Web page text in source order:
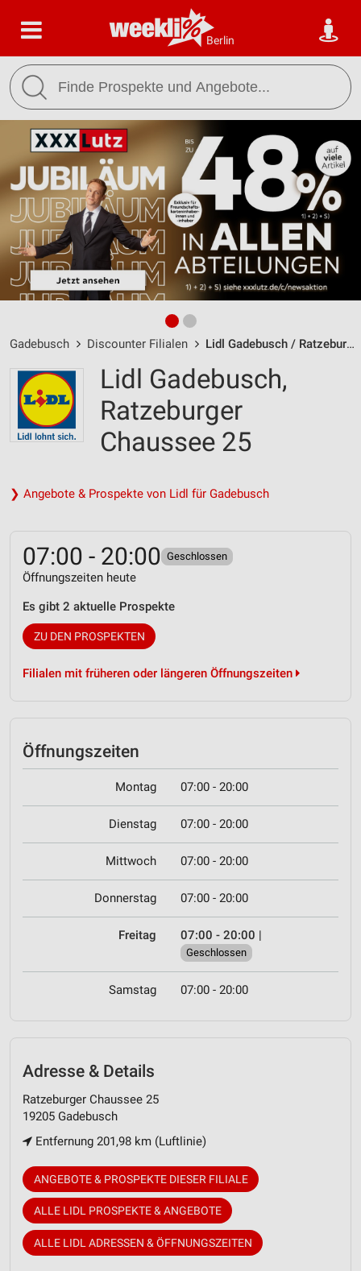
Berlin
Gadebusch Discounter Filialen Lidl Gadebusch / Ratzeburger Chaussee 25 - Öffnungszeiten & Adresse
Lidl Gadebusch,
Ratzeburger
Chaussee 25
❯ Angebote & Prospekte von Lidl für Gadebusch
07:00 - 20:00 Geschlossen
Öffnungszeiten heute
Es gibt 2 aktuelle Prospekte
ZU DEN PROSPEKTEN
Filialen mit früheren oder längeren Öffnungszeiten
Öffnungszeiten
Montag 07:00 - 20:00
Dienstag 07:00 - 20:00
Mittwoch 07:00 - 20:00
Donnerstag 07:00 - 20:00
Freitag 07:00 - 20:00 |
Geschlossen
Samstag 07:00 - 20:00
Adresse & Details
Ratzeburger Chaussee 25
19205 Gadebusch
Entfernung 201,98 km (Luftlinie)
ANGEBOTE & PROSPEKTE DIESER FILIALE
ALLE LIDL PROSPEKTE & ANGEBOTE
ALLE LIDL ADRESSEN & ÖFFNUNGSZEITEN